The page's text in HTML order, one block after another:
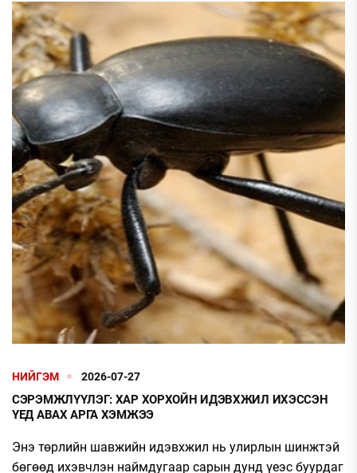
НИЙГЭМ 2026-07-27
СЭРЭМЖЛҮҮЛЭГ: ХАР ХОРХОЙН ИДЭВХЖИЛ ИХЭССЭН
ҮЕД АВАХ АРГА ХЭМЖЭЭ
Энэ төрлийн шавжийн идэвхжил нь улирлын шинжтэй
бөгөөд ихэвчлэн наймдугаар сарын дунд үеэс буурдаг